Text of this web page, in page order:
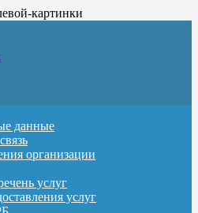
данные
организации
услуг
услуг